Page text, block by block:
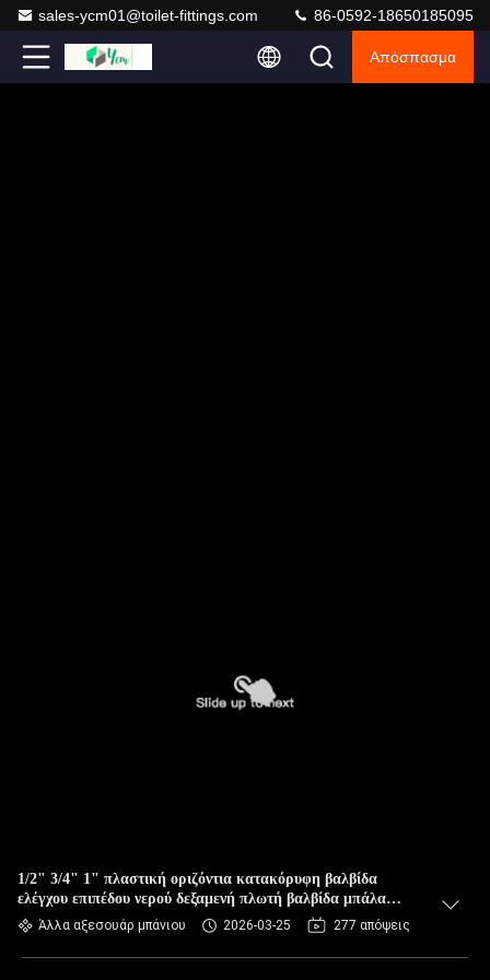
sales-ycm01@toilet-fittings.com 86-0592-18650185095
Απόσπασμα
1/2" 3/4" 1" πλαστική οριζόντια κατακόρυφη βαλβίδα
ελέγχου επιπέδου νερού δεξαμενή πλωτή βαλβίδα μπάλα
αυτόματη πλήρη στάση βαλβίδα νερού
Άλλα αξεσουάρ μπάνιου 2026-03-25 277 απόψεις